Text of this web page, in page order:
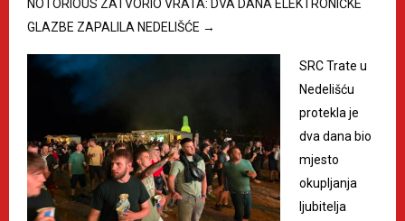
NOTORIOUS ZATVORIO VRATA: DVA DANA ELEKTRONIČKE
GLAZBE ZAPALILA NEDELIŠĆE →
SRC Trate u
Nedelišću
protekla je
dva dana bio
mjesto
okupljanja
ljubitelja